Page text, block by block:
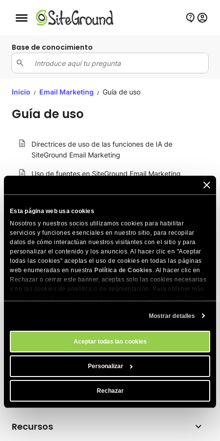
Esta página web usa cookies
Nosotros y nuestros socios utilizamos cookies para habilitar
servicios y funciones esenciales en nuestro sitio, para recopilar
datos de cómo interactúan nuestros visitantes con el sitio y para
personalizar el contenido y los anuncios. Al hacer clic en "Aceptar
todas las cookies" aceptas el uso de cookies en todas las páginas
web enumeradas en nuestra Política de Cookies . Al hacer clic en
Rechazar o cerrar este banner, aceptas solo las cookies necesarias
y no las cookies de analítica o de segmentación. Para obtener más
momento a través de la herramienta Configuración de Cookies de
Mostrar detalles
Aceptar todas las cookies
Personalizar
Rechazar
Botón de navegación móvil
Base de conocimiento
Inicio / Email Marketing / Guía de uso
Guía de uso
Directrices de uso de las funciones de IA de
SiteGround Email Marketing
Uso de fuentes en SiteGround Email Marketing
Consejos para un uso eficaz del generador de
Requisitos de rendimiento de la campaña: cómo
lograr resultados óptimos
Contenido prohibido y de alto riesgo, que puede
llevar a la suspensión del correo electrónico
Servicios de Hosting
Hosting web
Hosting para WordPress
Hosting para WooCommerce
Ecommerce
Coderick AI
Recursos